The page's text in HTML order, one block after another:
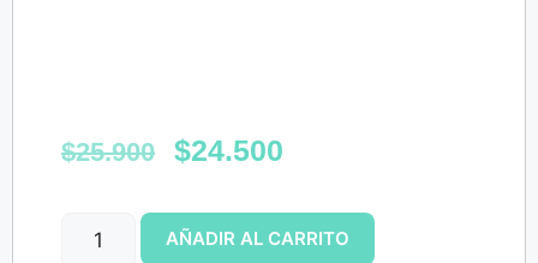
$25.900 $24.500
AÑADIR AL CARRITO